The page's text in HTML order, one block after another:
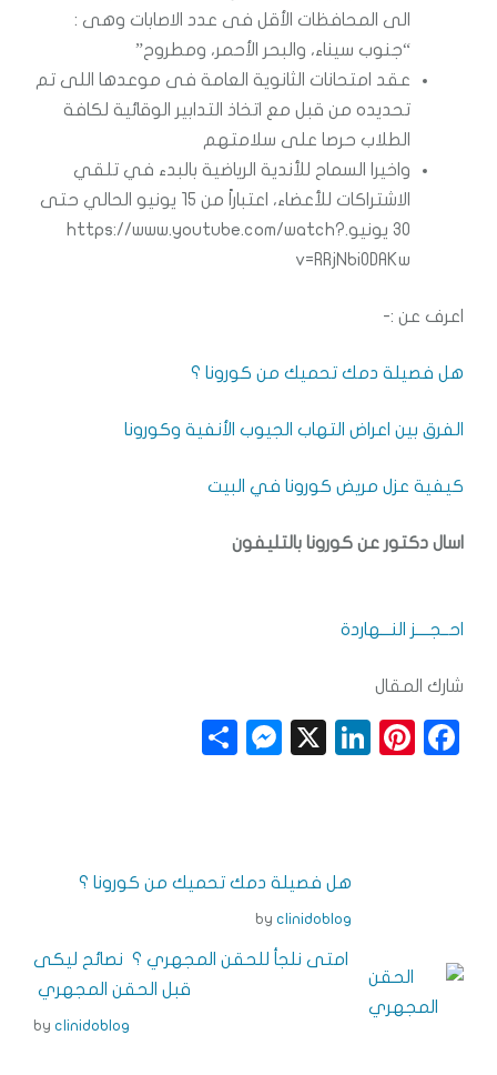
الى المحافظات الأقل فى عدد الاصابات وهى :
“جنوب سيناء، والبحر الأحمر، ومطروح”
عقد امتحانات الثانوية العامة فى موعدها اللى تم
تحديده من قبل مع اتخاذ التدابير الوقائية لكافة
الطلاب حرصا على سلامتهم
واخيرا السماح للأندية الرياضية بالبدء في تلقي
الاشتراكات للأعضاء، اعتباراً من 15 يونيو الحالي حتى
30 يونيو.https://www.youtube.com/watch?
v=RRjNbiODAKw
اعرف عن :-
هل فصيلة دمك تحميك من كورونا ؟
الفرق بين اعراض التهاب الجيوب الأنفية وكورونا
كيفية عزل مريض كورونا في البيت
اسال دكتور عن كورونا بالتليفون
احــجــــز النـــهاردة
شارك المقال
F
k
Pi
t
Li
dI
n
X
M
n
e
e
هل فصيلة دمك تحميك من كورونا ؟
byclinidoblog
امتى نلجأ للحقن المجهري ؟ نصائح ليكى
قبل الحقن المجهري
by clinidoblog